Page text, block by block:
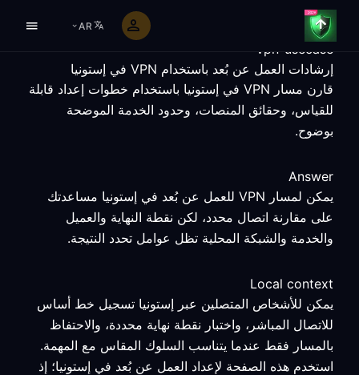
AR
vpn-usecase
إرشادات العمل عن بُعد باستخدام VPN في إستونيا
قارن مسار VPN في إستونيا باستخدام خطوات إعداد قابلة
للقياس، وحقائق المنصات، وحدود الخدمة الموضحة
بوضوح.
Answer
يمكن لمسار VPN للعمل عن بُعد في إستونيا مساعدتك
على مقارنة اتصال محدد، لكن نقطة النهاية والعميل
والخدمة والشبكة المحلية تظل عوامل تحدد النتيجة.
Local context
يمكن للأشخاص المتصلين عبر إستونيا تسجيل خط أساس
للاتصال المباشر، واختبار نقطة نهاية محددة، والاحتفاظ
بالمسار فقط عندما يتناسب السلوك المقاس مع المهمة.
استخدم هذه الصفحة لإعداد العمل عن بُعد في إستونيا؛ إذ